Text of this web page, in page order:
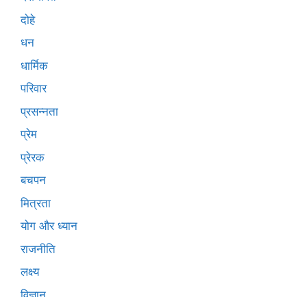
दोहे
धन
धार्मिक
परिवार
प्रसन्नता
प्रेम
प्रेरक
बचपन
मित्रता
योग और ध्यान
राजनीति
लक्ष्य